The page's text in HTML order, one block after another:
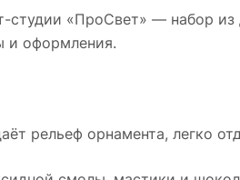
«ПроСвет» — набор
и оформления.
рельеф орнамента, легко